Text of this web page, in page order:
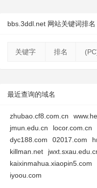
bbs.3ddl.net 网站关键词排名
关键字 排名
最近查询的域名
zhubao.cf8.com.cn
jmun.edu.cn
locor.com.cn
dyc188.com
02017.com
killman.net
kaixinmahua.xiaopin5.com
iyoou.com